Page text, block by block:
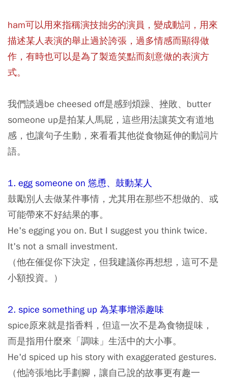
ham可以用來指稱演技拙劣的演員，變成動詞，用來
描述某人表演的舉止過於誇張，過多情感而顯得做
作，有時也可以是為了製造笑點而刻意做的表演方
式。
我們談過be cheesed off是感到煩躁、挫敗、butter
someone up是拍某人馬屁，這些用法讓英文有道地
感，也讓句子生動，來看看其他從食物延伸的動詞片
語。
1. egg someone on 慫恿、鼓動某人
鼓勵別人去做某件事情，尤其用在那些不想做的、或
可能帶來不好結果的事。
He's egging you on. But I suggest you think twice.
It's not a small investment.
（他在催促你下決定，但我建議你再想想，這可不是
小額投資。）
2. spice something up 為某事增添趣味
spice原來就是指香料，但這一次不是為食物提味，
而是指用什麼來「調味」生活中的大小事。
He'd spiced up his story with exaggerated gestures.
（他誇張地比手劃腳，讓自己說的故事更有趣一